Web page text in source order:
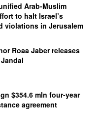
Arab-Muslim
to halt Israel’s
violations in Jerusalem
Roaa Jaber releases
$354.6 mln four-year
agreement